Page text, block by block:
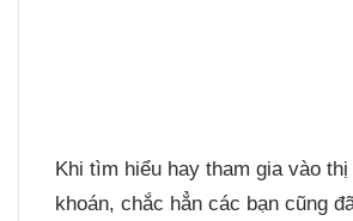
Khi tìm hiểu hay tham gia vào
khoán, chắc hẳn các bạn cũng